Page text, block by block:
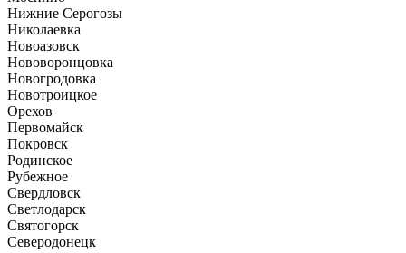
Нижние Серогозы
Николаевка
Новоазовск
Нововоронцовка
Новогродовка
Новотроицкое
Орехов
Первомайск
Покровск
Родинское
Рубежное
Свердловск
Светлодарск
Святогорск
Северодонецк